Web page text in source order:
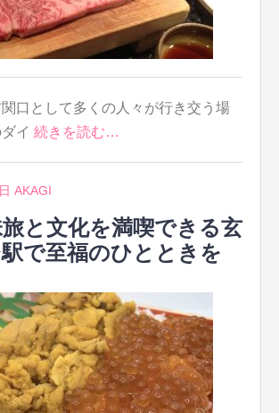
口として多くの人々が行き交う場
イ 続きを読む…
AKAGI
と文化を満喫できる玄
で至福のひとときを